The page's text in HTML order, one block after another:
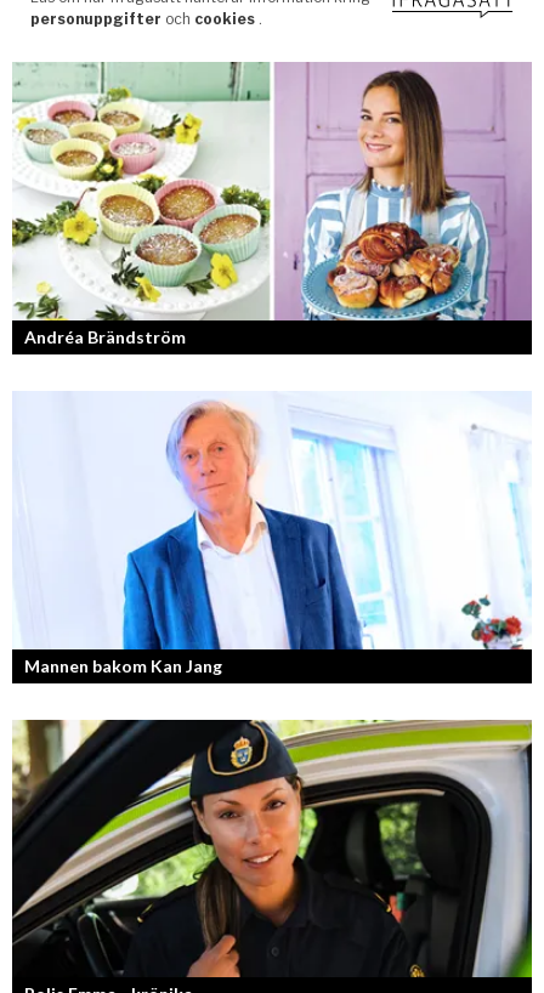
Andréa Brändström
Vinnare av Hela Sverige Bakar 2017.
Mannen bakom Kan Jang
Georg Wikman är grundaren bakom hälsopreparaten Arctic Root, Kan
Jang, Chisan och nya Adapt-serien.